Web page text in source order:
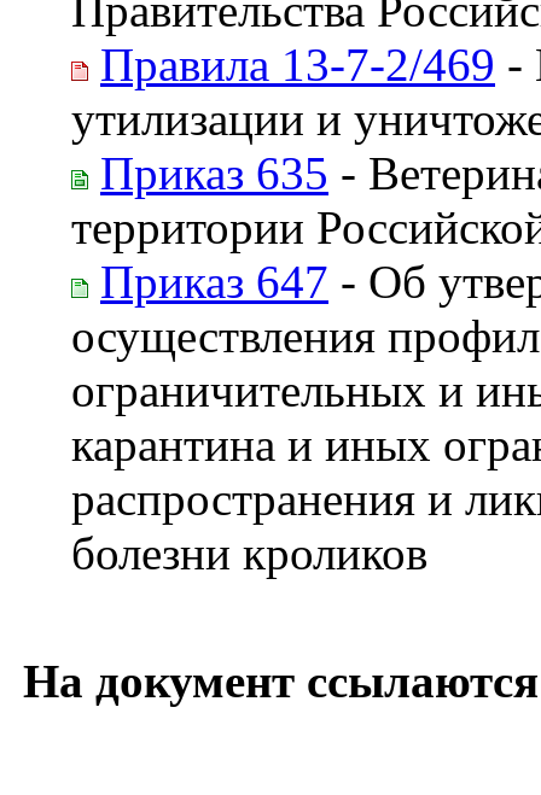
Правила 13-7-2/469 -
утилизации и
Приказ 635 -
территории
Приказ 647 - Об
осуществления
ограничительных и
карантина и иных
распространения и
болезни кроликов
На документ